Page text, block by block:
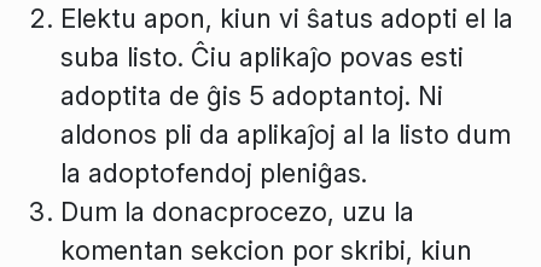
Elektu apon, kiun vi ŝatus adopti el la
suba listo. Ĉiu aplikaĵo povas esti
adoptita de ĝis 5 adoptantoj. Ni
aldonos pli da aplikaĵoj al la listo dum
la adoptofendoj pleniĝas.
Dum la donacprocezo, uzu la
komentan sekcion por skribi, kiun